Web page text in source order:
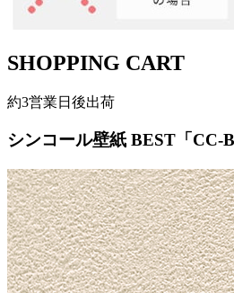
SHOPPING CART
約3営業日後出荷
シンコール壁紙 BEST「CC-